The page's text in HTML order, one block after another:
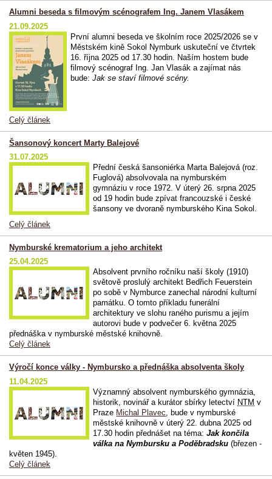
Alumni beseda s filmovým scénografem Ing. Janem Vlasákem
21.09.2025
První alumni beseda ve školním roce 2025/2026 se v
Městském kině Sokol Nymburk uskuteční ve čtvrtek
16. října 2025 od 17.30 hodin. Naším hostem bude
filmový scénograf Ing. Jan Vlasák a zajímat nás
bude:Jak se staví filmové scény.
Celý článek
Šansonový koncert Marty Balejové
31.07.2025
Přední česká šansoniérka Marta Balejová (roz.
Fuglová) absolvovala na nymburském
gymnáziu v roce 1972. V úterý 26. srpna 2025
od 19 hodin bude zpívat francouzské i české
šansony ve dvoraně nymburského Kina Sokol.
Celý článek
Nymburské krematorium a jeho architekt
25.04.2025
Absolvent prvního ročníku naší školy (1910)
světově proslulý architekt Bedřich Feuerstein
po sobě v Nymburce zanechal národní kulturní
památku. O tomto příkladu funerální
architektury ve slohu raného purismu a jejím
autorovi bude v podvečer 6. května 2025
přednáška v nymburské městské knihovně.
Celý článek
Výročí konce války - Nymbursko a přednáška absolventa školy
11.04.2025
Významný absolvent nymburského gymnázia,
historik, novinář a kurátor sbírky letectví NTM v
Praze Michal Plavec , bude v nymburské
městské knihovně v úterý 22. dubna 2025 od
17.30 hodin přednášet na téma:Jak končila
válka na Nymbursku a Poděbradsku (březen -
květen 1945).
Celý článek